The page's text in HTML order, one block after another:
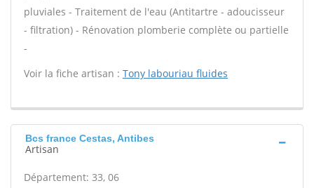
pluviales - Traitement de l'eau (Antitartre - adoucisseur
- filtration) - Rénovation plomberie complète ou partielle
-
Voir la fiche artisan : Tony labouriau fluides
Bcs france Cestas, Antibes
Artisan
Département: 33, 06